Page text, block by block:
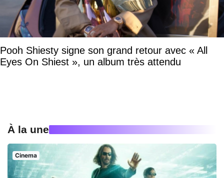
Pooh Shiesty signe son grand retour avec « All
Eyes On Shiest », un album très attendu
À la une
Cinema